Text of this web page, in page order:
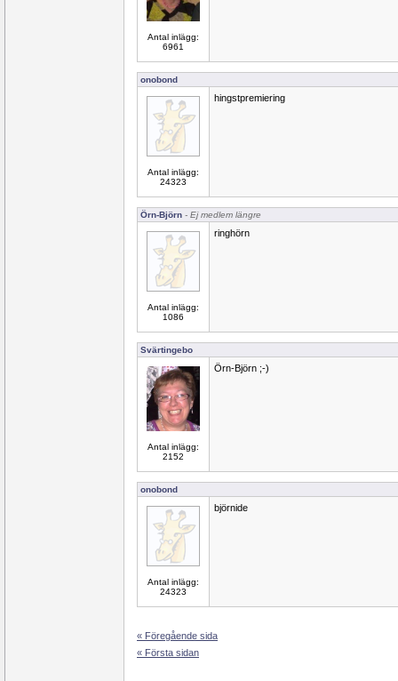
Antal inlägg:
6961
onobond
Antal inlägg:
24323
hingstpremiering
Örn-Björn - Ej medlem längre
Antal inlägg:
1086
ringhörn
Svärtingebo
Antal inlägg:
2152
Örn-Björn ;-)
onobond
Antal inlägg:
24323
björnide
« Föregående sida
« Första sidan